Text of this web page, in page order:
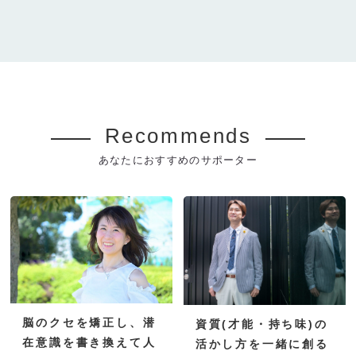
Recommends
あなたにおすすめのサポーター
脳のクセを矯正し、潜
在意識を書き換えて人
資質(才能・持ち味)の
活かし方を一緒に創る